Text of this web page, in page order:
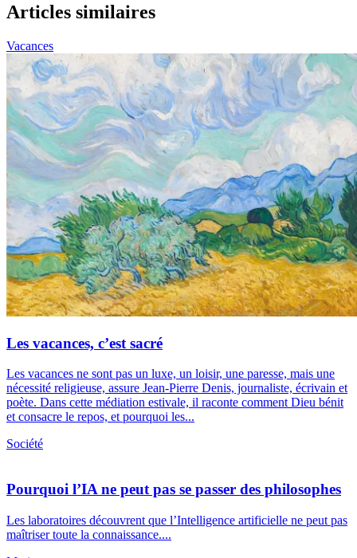
Articles similaires
Vacances
Les vacances, c’est sacré
Les vacances ne sont pas un luxe, un loisir, une paresse, mais une
nécessité religieuse, assure Jean-Pierre Denis, journaliste, écrivain et
poète. Dans cette médiation estivale, il raconte comment Dieu bénit
et consacre le repos, et pourquoi les...
Société
Pourquoi l’IA ne peut pas se passer des philosophes
Les laboratoires découvrent que l’Intelligence artificielle ne peut pas
maîtriser toute la connaissance....